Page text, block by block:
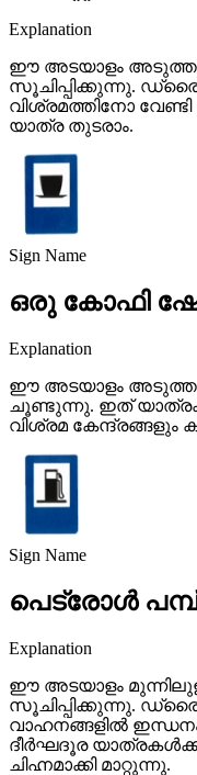
Explanation
ഈ അടയാളം
സൂചിപ്പിക്കുന്നു.
വിശ്രമത്തിനോ
യാത്ര തുടരാം.
Sign Name
ഒരു കോഫി
Explanation
ഈ അടയാളം
ചൂണ്ടുന്നു. ഇത്
വിശ്രമ
Sign Name
പെട്രോൾ പമ്പ്
Explanation
ഈ അടയാളം
സൂചിപ്പിക്കുന്നു.
വാഹനങ്ങളിൽ
ദീർഘദൂര
ചിഹ്നമാക്കി മാറ്റുന്നു.